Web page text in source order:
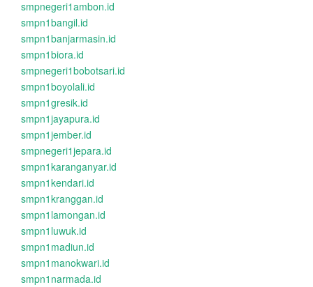
smpnegeri1ambon.id
smpn1bangil.id
smpn1banjarmasin.id
smpn1biora.id
smpnegeri1bobotsari.id
smpn1boyolali.id
smpn1gresik.id
smpn1jayapura.id
smpn1jember.id
smpnegeri1jepara.id
smpn1karanganyar.id
smpn1kendari.id
smpn1kranggan.id
smpn1lamongan.id
smpn1luwuk.id
smpn1madiun.id
smpn1manokwari.id
smpn1narmada.id